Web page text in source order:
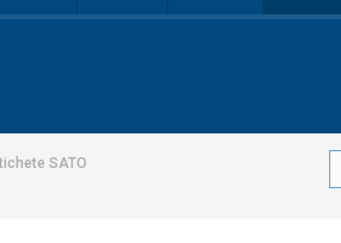
SATO